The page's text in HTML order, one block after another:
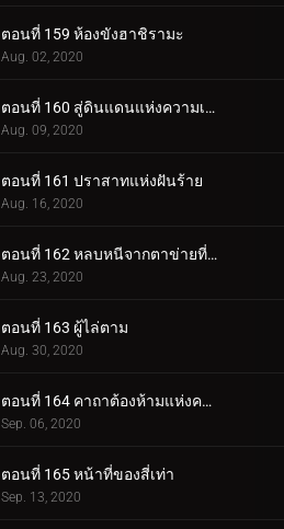
ตอนที่ 159 ห้องขังฮาชิรามะ
Aug. 02, 2020
ตอนที่ 160 สู่ดินแดนแห่งความเงียบงัน
Aug. 09, 2020
ตอนที่ 161 ปราสาทแห่งฝันร้าย
Aug. 16, 2020
ตอนที่ 162 หลบหนีจากตาข่ายที่กระชับ
Aug. 23, 2020
ตอนที่ 163 ผู้ไล่ตาม
Aug. 30, 2020
ตอนที่ 164 คาถาต้องห้ามแห่งความตาย
Sep. 06, 2020
ตอนที่ 165 หน้าที่ของสี่เท่า
Sep. 13, 2020